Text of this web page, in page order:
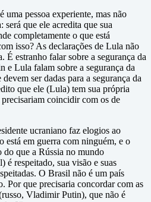
pessoa experiente, mas não
que ele acredita que sua
completamente o que está
isso? As declarações de Lula não
É estranho falar sobre a segurança da
e Lula falam sobre a segurança da
ser dadas para a segurança da
que ele (Lula) tem sua própria
coincidir com os de
ucraniano faz elogios ao
em guerra com ninguém, e o
do que a Rússia no mundo
é respeitado, sua visão e suas
O Brasil não é um país
Por que precisaria concordar com as
Vladimir Putin), que não é